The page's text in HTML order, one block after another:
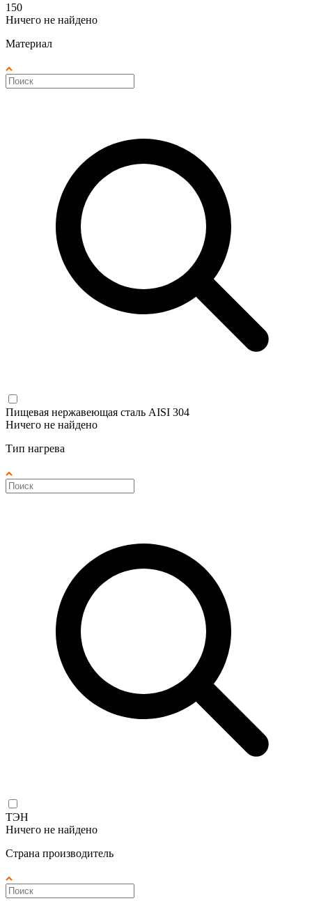
150
Ничего не найдено
Материал
Пищевая нержавеющая сталь AISI 304
Ничего не найдено
Тип нагрева
ТЭН
Ничего не найдено
Страна производитель